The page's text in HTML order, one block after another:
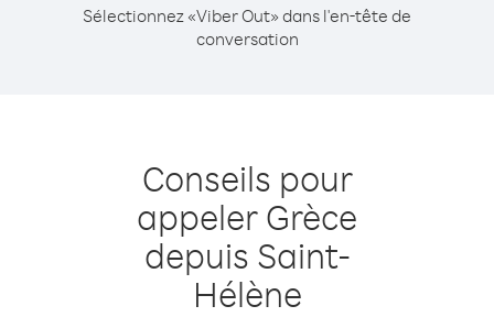
Sélectionnez «Viber Out» dans l'en-tête de
conversation
Conseils pour
appeler Grèce
depuis Saint-
Hélène